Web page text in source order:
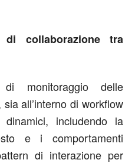
collaborazione tra
di monitoraggio delle
all’interno di workflow
includendo la
e i comportamenti
di interazione per